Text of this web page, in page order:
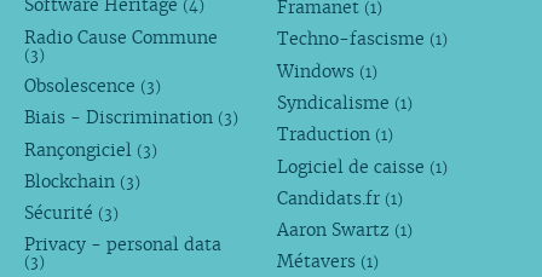
Software Heritage (4)
Radio Cause Commune
(3)
Obsolescence (3)
Biais - Discrimination (3)
Rançongiciel (3)
Blockchain (3)
Sécurité (3)
Privacy - personal data
(3)
Framanet (1)
Techno-fascisme (1)
Windows (1)
Syndicalisme (1)
Traduction (1)
Logiciel de caisse (1)
Candidats.fr (1)
Aaron Swartz (1)
Métavers (1)